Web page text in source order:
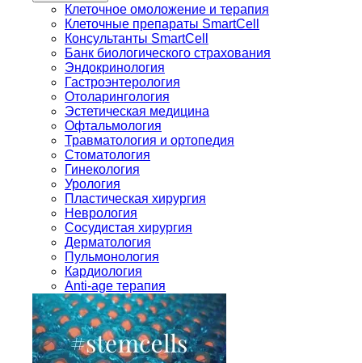
Клеточное омоложение и терапия
Клеточные препараты SmartCell
Консультанты SmartCell
Банк биологического страхования
Эндокринология
Гастроэнтерология
Отоларингология
Эстетическая медицина
Офтальмология
Травматология и ортопедия
Стоматология
Гинекология
Урология
Пластическая хирургия
Неврология
Сосудистая хирургия
Дерматология
Пульмонология
Кардиология
Anti-age терапия